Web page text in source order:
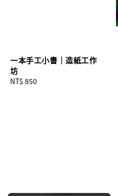
一本手工小書｜造紙工作
坊
Regular
NT$ 850